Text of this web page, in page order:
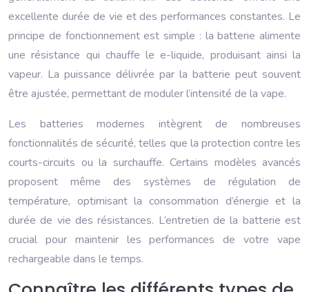
excellente durée de vie et des performances constantes. Le
principe de fonctionnement est simple : la batterie alimente
une résistance qui chauffe le e-liquide, produisant ainsi la
vapeur. La puissance délivrée par la batterie peut souvent
être ajustée, permettant de moduler l’intensité de la vape.
Les batteries modernes intègrent de nombreuses
fonctionnalités de sécurité, telles que la protection contre les
courts-circuits ou la surchauffe. Certains modèles avancés
proposent même des systèmes de régulation de
température, optimisant la consommation d’énergie et la
durée de vie des résistances. L’entretien de la batterie est
crucial pour maintenir les performances de votre vape
rechargeable dans le temps.